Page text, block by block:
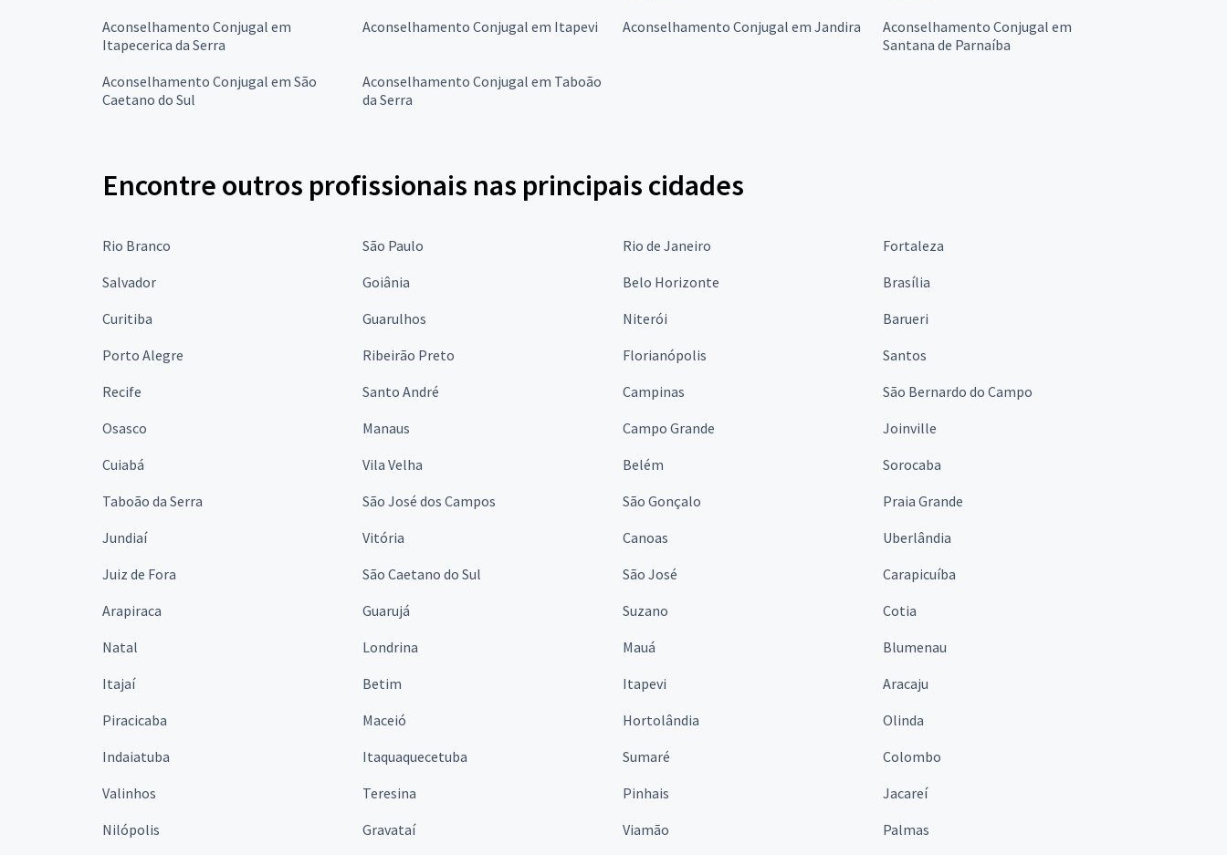
Aconselhamento Conjugal em
Itapecerica da Serra
Aconselhamento Conjugal em Itapevi Aconselhamento Conjugal em Jandira
Aconselhamento Conjugal em
Santana de Parnaíba
Aconselhamento Conjugal em São
Caetano do Sul
Aconselhamento Conjugal em Taboão
da Serra
Encontre outros profissionais nas principais cidades
Rio Branco São Paulo Rio de Janeiro
Fortaleza
Salvador
Goiânia Belo Horizonte
Brasília
Curitiba
Guarulhos Niterói
Barueri
Porto Alegre
Ribeirão Preto Florianópolis
Santos
Recife
Santo André Campinas
São Bernardo do Campo
Osasco
Manaus Campo Grande
Joinville
Cuiabá
Vila Velha Belém
Sorocaba
Taboão da Serra
São José dos Campos São Gonçalo
Praia Grande
Jundiaí
Vitória Canoas
Uberlândia
Juiz de Fora
São Caetano do Sul São José
Carapicuíba
Arapiraca
Guarujá Suzano
Cotia
Natal
Londrina Mauá
Blumenau
Itajaí
Betim Itapevi
Aracaju
Piracicaba
Maceió Hortolândia
Olinda
Indaiatuba
Itaquaquecetuba Sumaré
Colombo
Valinhos
Teresina Pinhais
Jacareí
Nilópolis
Gravataí Viamão Palmas